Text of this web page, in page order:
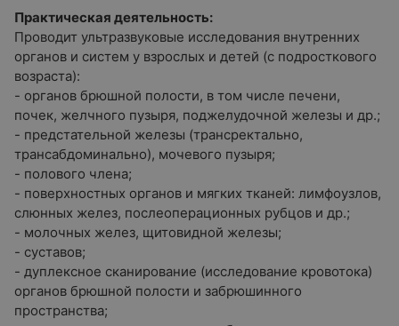
Практическая деятельность:
Проводит ультразвуковые исследования внутренних
органов и систем у взрослых и детей (с подросткового
возраста):
- органов брюшной полости, в том числе печени,
почек, желчного пузыря, поджелудочной железы и др.;
- предстательной железы (трансректально,
трансабдоминально), мочевого пузыря;
- полового члена;
- поверхностных органов и мягких тканей: лимфоузлов,
слюнных желез, послеоперационных рубцов и др.;
- молочных желез, щитовидной железы;
- суставов;
- дуплексное сканирование (исследование кровотока)
органов брюшной полости и забрюшинного
пространства;